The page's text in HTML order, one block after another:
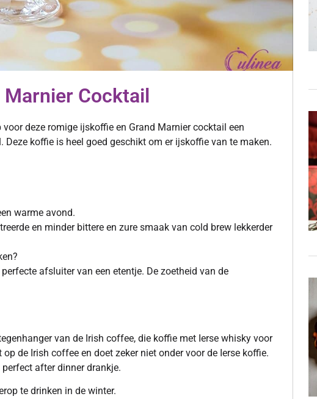
Marnier Cocktail
deze romige ijskoffie en Grand Marnier cocktail een
koffie is heel goed geschikt om er ijskoffie van te maken.
warme avond.
en minder bittere en zure smaak van cold brew lekkerder
afsluiter van een etentje. De zoetheid van de
van de Irish coffee, die koffie met Ierse whisky voor
de Irish coffee en doet zeker niet onder voor de Ierse koffie.
after dinner drankje.
te drinken in de winter.